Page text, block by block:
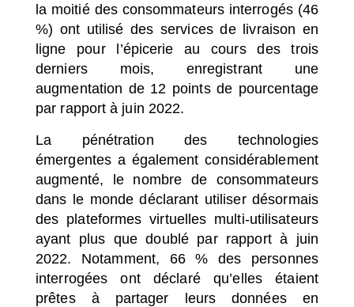
la moitié des consommateurs interrogés (46
%) ont utilisé des services de livraison en
ligne pour l’épicerie au cours des trois
derniers mois, enregistrant une
augmentation de 12 points de pourcentage
par rapport à juin 2022.
La pénétration des technologies
émergentes a également considérablement
augmenté, le nombre de consommateurs
dans le monde déclarant utiliser désormais
des plateformes virtuelles multi-utilisateurs
ayant plus que doublé par rapport à juin
2022. Notamment, 66 % des personnes
interrogées ont déclaré qu’elles étaient
prêtes à partager leurs données en